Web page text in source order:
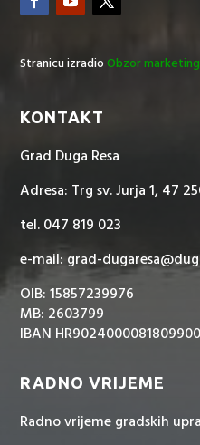
Stranicu izradioObzor marketing
KONTAKT
Grad Duga Resa
Adresa: Trg sv. Jurja 1, 47
tel. 047 819 023
e-mail: grad-
OIB: 15857239976
MB: 2603799
IBAN
RADNO VRIJEME
Radno vrijeme gradskih